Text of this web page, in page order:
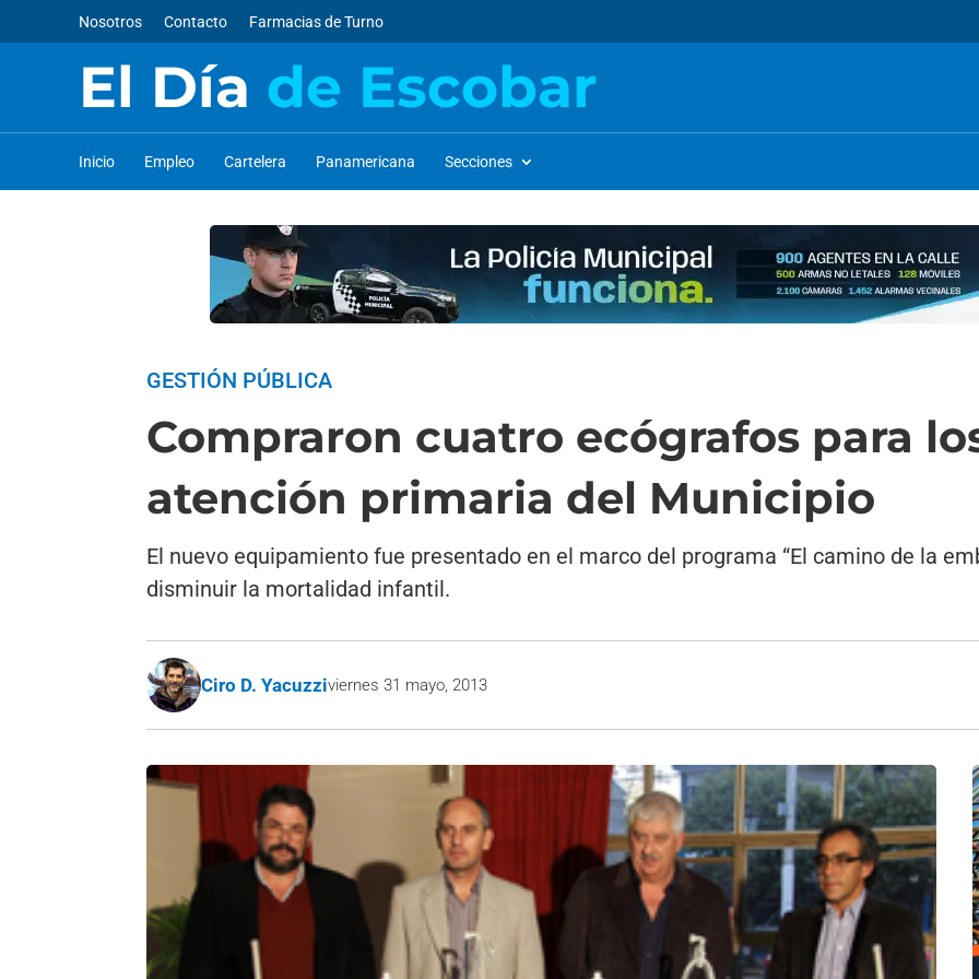
Nosotros Contacto Farmacias de Turno
El Día de Escobar
Inicio Empleo Cartelera Panamericana Secciones
GESTIÓN PÚBLICA
Compraron cuatro ecógrafos para
atención primaria del Municipio
El nuevo equipamiento fue presentado en el marco del programa “El camino de la
disminuir la mortalidad infantil.
Ciro D. Yacuzziviernes 31 mayo, 2013